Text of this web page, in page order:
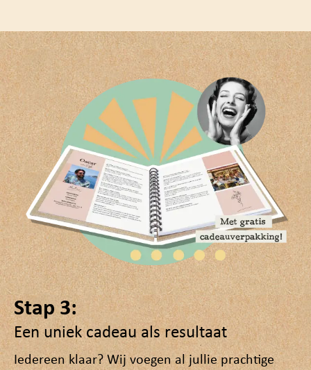
Stap 3:
Een uniek cadeau als resultaat
Iedereen klaar? Wij voegen al jullie prachtige